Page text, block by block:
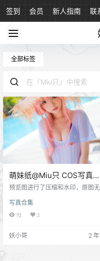
签到 会员 新人指南 联
全部标签
萌妹纸@Miu只 COS写真合
集[7套][持续更新]
预览图进行了压缩和水印，原图无
享一位来自越南的萌妹子@Miu只，
小小的个子，圆溜溜的脸蛋，颜值
下哦~ 资源目录 001 Atago
写真合集
72 2
妖小哥 2